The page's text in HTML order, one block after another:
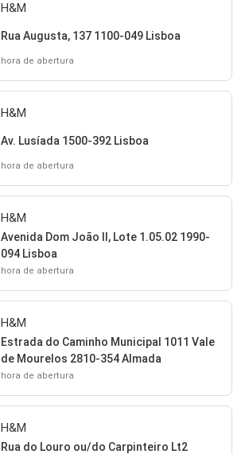
H&M
Rua Augusta, 137 1100-049 Lisboa
hora de abertura
H&M
Av. Lusíada 1500-392 Lisboa
hora de abertura
H&M
Avenida Dom João II, Lote 1.05.02 1990-
094 Lisboa
hora de abertura
H&M
Estrada do Caminho Municipal 1011 Vale
de Mourelos 2810-354 Almada
hora de abertura
H&M
Rua do Louro ou/do Carpinteiro Lt2